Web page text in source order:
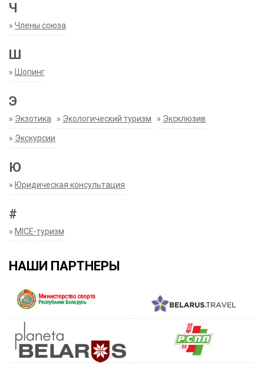
Ч
» Члены союза
Ш
» Шопинг
Э
» Экзотика » Экологический туризм » Эксклюзив
» Экскурсии
Ю
» Юридическая консультация
#
» MICE-туризм
НАШИ ПАРТНЕРЫ